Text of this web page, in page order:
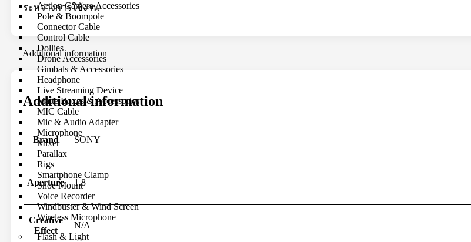
Action Camera Accessories
Pole & Boompole
Connector Cable
Control Cable
Dollies
Drone Accessories
Gimbals & Accessories
Headphone
Live Streaming Device
Matte Boxes & Accessories
MIC Cable
Mic & Audio Adapter
Microphone
Mixer
Parallax
Rigs
Smartphone Clamp
Shoe Mount
Voice Recorder
Windbuster & Wind Screen
Wireless Microphone
Flash & Light
ระหว่างการใช้งาน
Additional information
Additional information
Brand SONY
Aperture 1.8
Creative
Effect
N/A